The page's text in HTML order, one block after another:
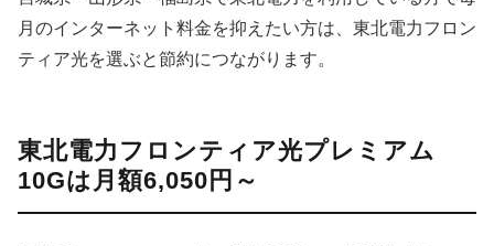
月のインターネット料金を抑えたい方は、東北電力フロン
ティア光を選ぶと節約につながります。
東北電力フロンティア光プレミアム
10Gは月額6,050円～